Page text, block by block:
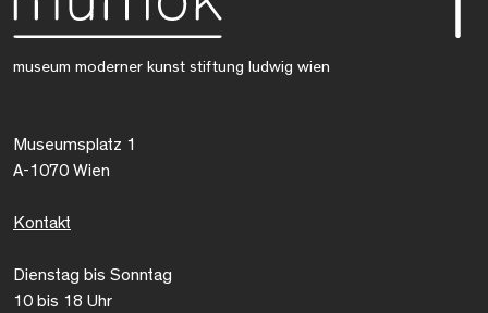
museum moderner kunst stiftung ludwig wien
Museumsplatz 1
A-1070 Wien
Kontakt
Dienstag bis Sonntag
10 bis 18 Uhr